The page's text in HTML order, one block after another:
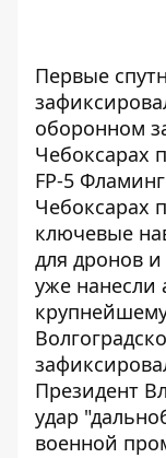
Первые
оборонном
Чебоксарах
FP-5
Чебоксарах
ключевые
для дронов
уже нанесли
Президент
удар
военной